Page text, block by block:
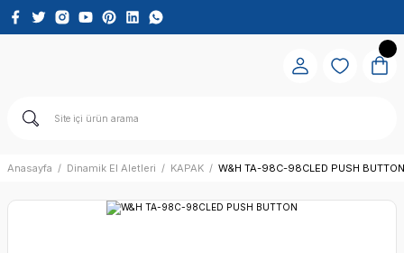
Anasayfa Dinamik El Aletleri KAPAK W&H TA-98C-98CLED PUSH BUTTON